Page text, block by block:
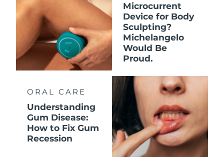
Microcurrent
Device for Body
Sculpting?
Michelangelo
Would Be
Proud.
ORAL CARE
Understanding
Gum Disease:
How to Fix Gum
Recession